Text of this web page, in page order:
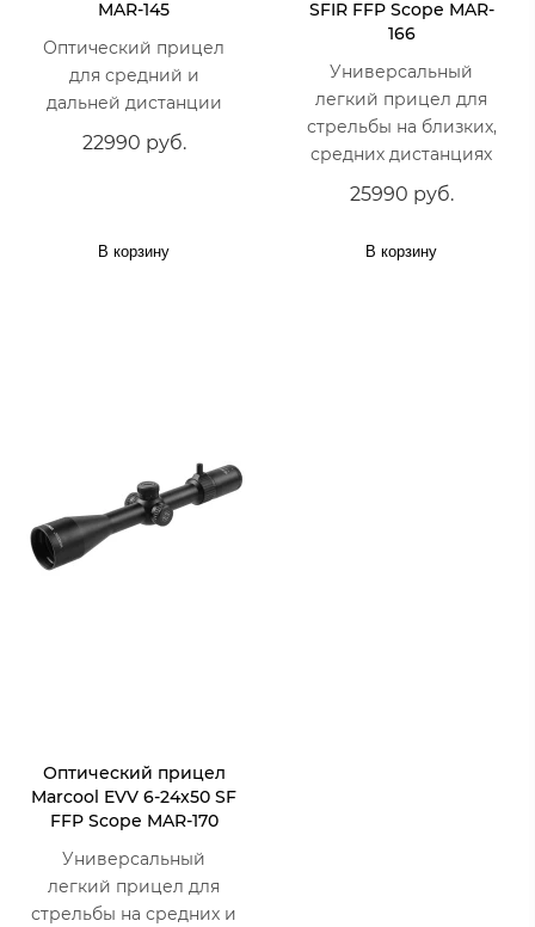
MAR-145
Оптический прицел
для средний и
дальней дистанции
22990 руб.
В корзину
SFIR FFP Scope MAR-
166
Универсальный
легкий прицел для
стрельбы на близких,
средних дистанциях
25990 руб.
В корзину
Оптический прицел
Marcool EVV 6-24x50 SF
FFP Scope MAR-170
Универсальный
легкий прицел для
стрельбы на средних и